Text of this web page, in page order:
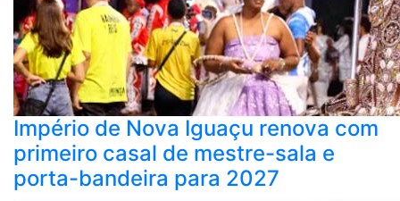
Império de Nova Iguaçu renova com
primeiro casal de mestre-sala e
porta-bandeira para 2027